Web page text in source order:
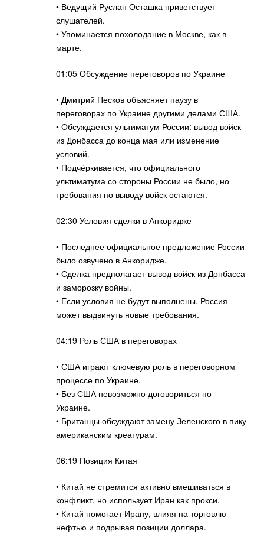
• Ведущий Руслан Осташка приветствует
слушателей.
• Упоминается похолодание в Москве, как в
марте.
01:05 Обсуждение переговоров по Украине
• Дмитрий Песков объясняет паузу в
переговорах по Украине другими делами США.
• Обсуждается ультиматум России: вывод войск
из Донбасса до конца мая или изменение
условий.
• Подчёркивается, что официального
ультиматума со стороны России не было, но
требования по выводу войск остаются.
02:30 Условия сделки в Анкоридже
• Последнее официальное предложение России
было озвучено в Анкоридже.
• Сделка предполагает вывод войск из Донбасса
и заморозку войны.
• Если условия не будут выполнены, Россия
может выдвинуть новые требования.
04:19 Роль США в переговорах
• США играют ключевую роль в переговорном
процессе по Украине.
• Без США невозможно договориться по
Украине.
• Британцы обсуждают замену Зеленского в пику
американским креатурам.
06:19 Позиция Китая
• Китай не стремится активно вмешиваться в
конфликт, но использует Иран как прокси.
• Китай помогает Ирану, влияя на торговлю
нефтью и подрывая позиции доллара.